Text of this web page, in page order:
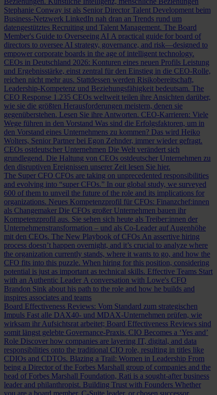
Stephanie Conway ist als Senior Director Talent Development beim
Business-Netzwerk LinkedIn nah dran an Trends rund um
datengestütztes Recruiting und Talent Management. The Board
Member's Guide to Overseeing AI A practical guide for board of
directors to oversee AI strategy, governance, and risk—designed to
empower corporate boards in the age of intelligent technology.
CEOs in Deutschland 2026: Konturen eines neuen Profils Leistung
und Ergebnisstärke, einst zentral für den Einstieg in die CEO-Rolle,
reichen nicht mehr aus. Stattdessen werden Risikobereitschaft,
Leadership-Kompetenz und Beziehungsfähigkeit bedeutsam. The
CEO Response 1.235 CEOs weltweit teilen ihre Ansichten darüber,
wie sie die größten Herausforderungen meistern, denen sie
gegenüberstehen. Lesen Sie ihre Antworten. CEO-Karrieren: Viele
Wege führen in den Vorstand Was sind die Erfolgsfaktoren, um in
den Vorstand eines Unternehmens zu kommen? Das wird Heiko
Wolters, Senior Partner bei Egon Zehnder, immer wieder gefragt.
CEOs ostdeutscher Unternehmen Die Welt verändert sich
grundlegend. Die Haltung von CEOs ostdeutscher Unternehmen zu
den disruptiven Ereignissen unserer Zeit lesen Sie hier.
The Super CFO CFOs are taking on unprecedented responsibilities
and evolving into “super CFOs.” In our global study, we surveyed
600 of them to unveil the future of the role and its implications for
organizations. Neues Kompetenzprofil für CFOs: Finanzchef:innen
als Changemaker Die CFOs großer Unternehmen bauen ihr
Kompetenzprofil aus. Sie sehen sich heute als Treiber:innen der
Unternehmenstransformation – und als Co-Leader auf Augenhöhe
mit den CEOs. The New Playbook of CFOs An assertive hiring
process doesn’t happen overnight, and it’s crucial to analyze where
the organization currently stands, where it wants to go, and how the
CFO fits into this puzzle. When hiring for this position, considering
potential is just as important as technical skills. Effective Teams Start
with an Authentic Leader A conversation with Lowe's CFO
Brandon Sink about his path to the role and how he builds and
inspires associates and teams
Board Effectiveness Reviews: Vom Standard zum strategischen
Impuls Fast alle DAX40- und MDAX-Unternehmen prüfen, wie
wirksam ihr Aufsichtsrat arbeitet; Board Effectiveness Reviews sind
somit längst gelebte Governance-Praxis. CIO Becomes a ‘Yes and’
Role Discover how companies are layering IT, digital, and data
responsibilities onto the traditional CIO role, resulting in titles like
CDIOs and CDTOs. Blazing a Trail: Women in Leadership From
being a Director of the Forbes Marshall group of companies and the
head of Forbes Marshall Foundation, Rati is a sought-after business
leader and philanthropist. Building Trust with Founders Whether
you are a board member, C-Suite leader, or chosen successor,